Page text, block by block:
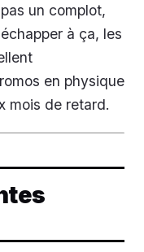
un complot,
à ça, les
en physique
mois de retard.